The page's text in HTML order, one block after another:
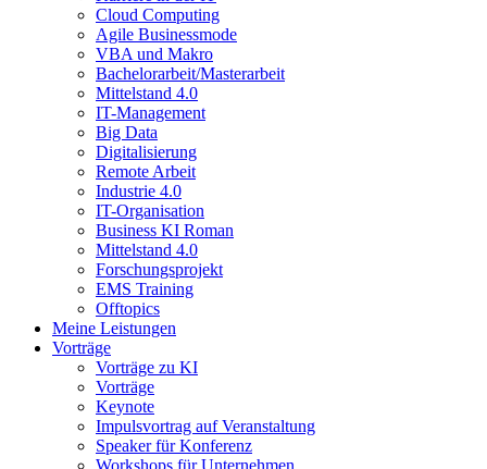
Cloud Computing
Agile Businessmode
VBA und Makro
Bachelorarbeit/Masterarbeit
Mittelstand 4.0
IT-Management
Big Data
Digitalisierung
Remote Arbeit
Industrie 4.0
IT-Organisation
Business KI Roman
Mittelstand 4.0
Forschungsprojekt
EMS Training
Offtopics
Meine Leistungen
Vorträge
Vorträge zu KI
Vorträge
Keynote
Impulsvortrag auf Veranstaltung
Speaker für Konferenz
Workshops für Unternehmen